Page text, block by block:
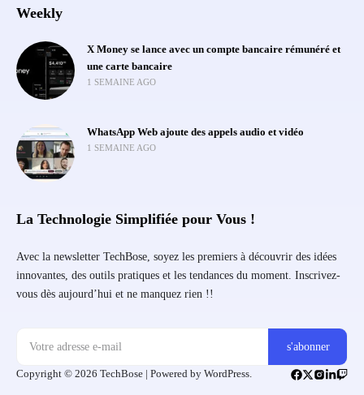
Weekly
X Money se lance avec un compte bancaire rémunéré et
une carte bancaire
1 SEMAINE AGO
WhatsApp Web ajoute des appels audio et vidéo
1 SEMAINE AGO
La Technologie Simplifiée pour Vous !
Avec la newsletter TechBose, soyez les premiers à découvrir des idées
innovantes, des outils pratiques et les tendances du moment. Inscrivez-
vous dès aujourd’hui et ne manquez rien !!
Copyright © 2026 TechBose | Powered by WordPress.